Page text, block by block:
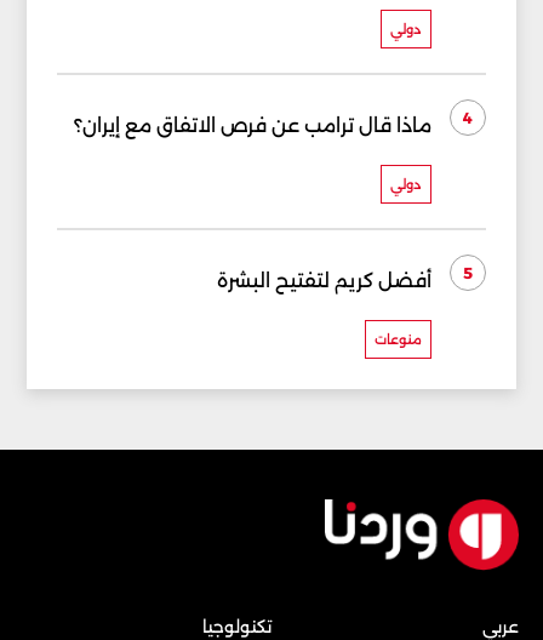
دولي
4 ماذا قال ترامب عن فرص الاتفاق مع إيران؟
دولي
5 أفضل كريم لتفتيح البشرة
منوعات
عربي
تكنولوجيا